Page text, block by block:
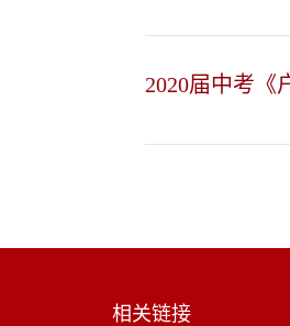
2020届中考《
相关链接